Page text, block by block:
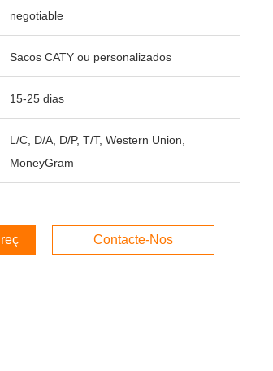
negotiable
Sacos CATY ou personalizados
15-25 dias
L/C, D/A, D/P, T/T, Western Union,
MoneyGram
Contacte-Nos